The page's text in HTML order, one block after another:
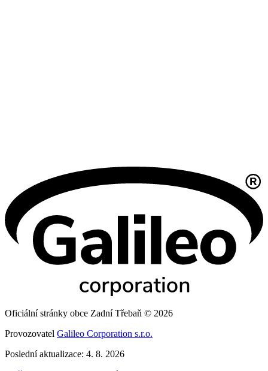
Oficiální stránky obce Zadní Třebaň © 2026
Provozovatel Galileo Corporation s.r.o.
Poslední aktualizace: 4. 8. 2026